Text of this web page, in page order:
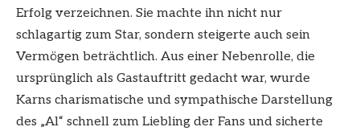
Erfolg verzeichnen. Sie machte ihn nicht nur
schlagartig zum Star, sondern steigerte auch sein
Vermögen beträchtlich. Aus einer Nebenrolle, die
ursprünglich als Gastauftritt gedacht war, wurde
Karns charismatische und sympathische Darstellung
des „Al“ schnell zum Liebling der Fans und sicherte